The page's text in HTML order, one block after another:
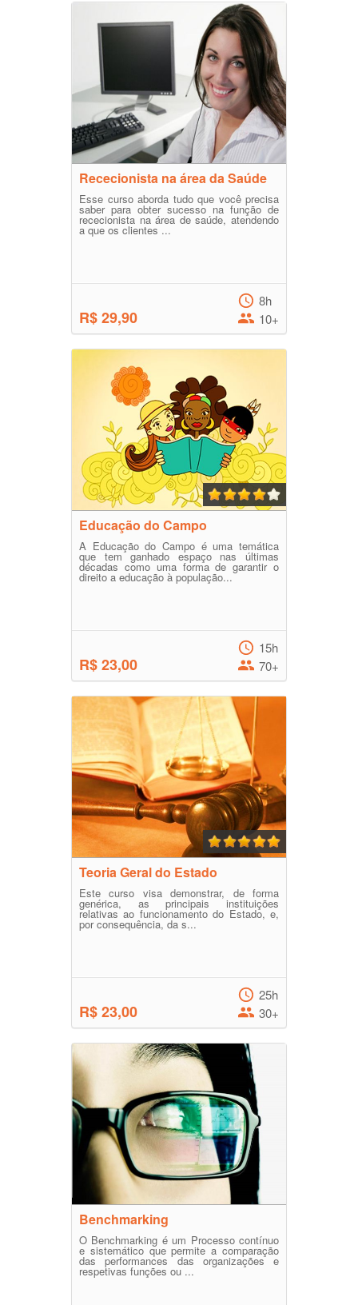
Rececionista na área da Saúde
Esse curso aborda tudo que você precisa
saber para obter sucesso na função de
rececionista na área de saúde, atendendo
a que os clientes ...
R$ 29,90
8h
10+
Educação do Campo
A Educação do Campo é uma temática
que tem ganhado espaço nas últimas
décadas como uma forma de garantir o
direito a educação à população...
R$ 23,00
15h
70+
Teoria Geral do Estado
Este curso visa demonstrar, de forma
genérica, as principais instituições
relativas ao funcionamento do Estado, e,
por consequência, da s...
R$ 23,00
25h
30+
Benchmarking
O Benchmarking é um Processo contínuo
e sistemático que permite a comparação
das performances das organizações e
respetivas funções ou ...